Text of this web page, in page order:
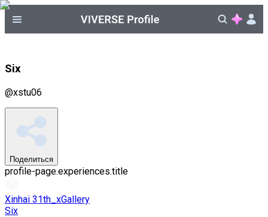
Six
@xstu06
Поделиться
profile-page.experiences.title
Xinhai 31th_xGallery
Six